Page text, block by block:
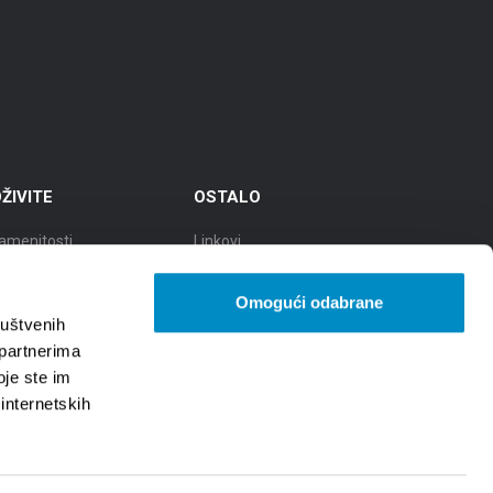
ste im
Omogući odabrane
kulture
gastronomije
prirodnih ljepota
OSTALO
Linkovi